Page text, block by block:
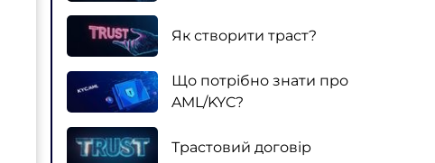
Як створити траст?
Що потрібно знати про
AML/KYC?
Трастовий договір